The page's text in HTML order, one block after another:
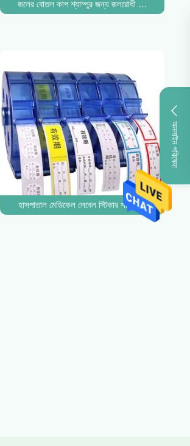
অনলাইন পরিষেবা
হোম প্রোডাক্ট স্টিকার
জলের বোতল কাপ শ্যাম্পুর জন্য জলরোধী স্টিকার প্যাকেজিং
দৈনিক রাসায়নিক
হাসপাতাল মেডিকেল লেবেল স্টিকার শক্তিশালী আঠালো